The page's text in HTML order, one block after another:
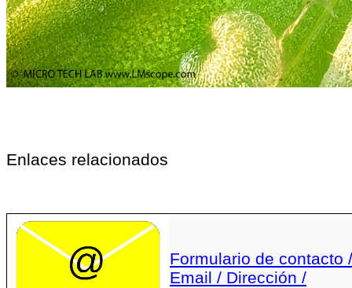
Enlaces relacionados
Formulario de contacto /
Email / Dirección /